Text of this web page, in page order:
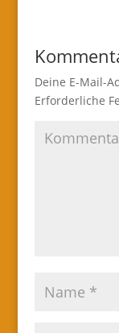
Deine E-Mail-
Erforderliche